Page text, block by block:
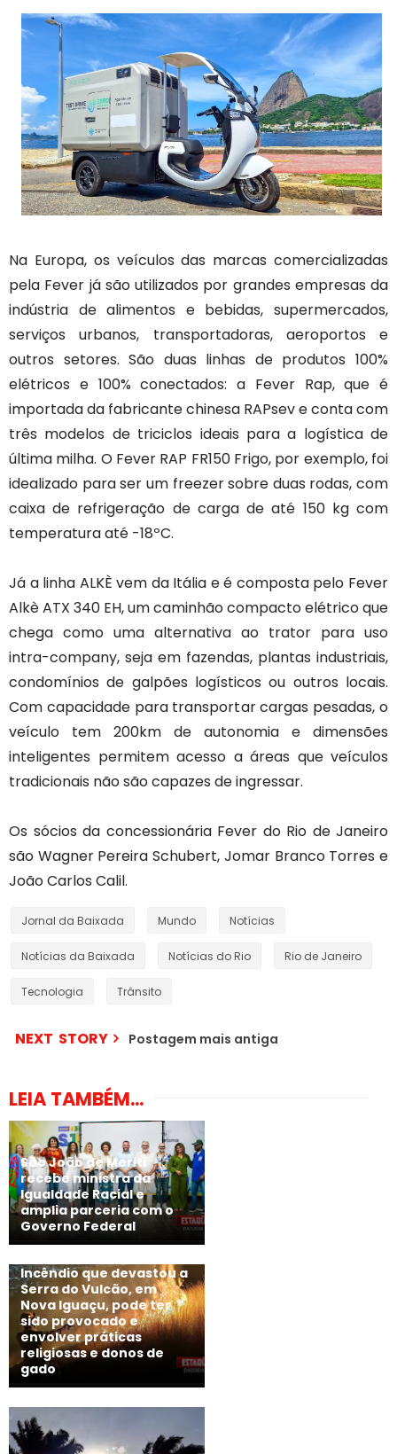
Na Europa, os veículos das marcas comercializadas
pela Fever já são utilizados por grandes empresas da
indústria de alimentos e bebidas, supermercados,
serviços urbanos, transportadoras, aeroportos e
outros setores. São duas linhas de produtos 100%
elétricos e 100% conectados: a Fever Rap, que é
importada da fabricante chinesa RAPsev e conta com
três modelos de triciclos ideais para a logística de
última milha. O Fever RAP FR150 Frigo, por exemplo, foi
idealizado para ser um freezer sobre duas rodas, com
caixa de refrigeração de carga de até 150 kg com
temperatura até -18ºC.
Já a linha ALKÈ vem da Itália e é composta pelo Fever
Alkè ATX 340 EH, um caminhão compacto elétrico que
chega como uma alternativa ao trator para uso
intra-company, seja em fazendas, plantas industriais,
condomínios de galpões logísticos ou outros locais.
Com capacidade para transportar cargas pesadas, o
veículo tem 200km de autonomia e dimensões
inteligentes permitem acesso a áreas que veículos
tradicionais não são capazes de ingressar.
Os sócios da concessionária Fever do Rio de Janeiro
são Wagner Pereira Schubert, Jomar Branco Torres e
João Carlos Calil.
Jornal da Baixada Mundo Notícias
Notícias da Baixada Notícias do Rio Rio de Janeiro
Tecnologia Trânsito
NEXT STORY Postagem mais antiga
LEIA TAMBÉM...
São João de Meriti
recebe ministra da
Igualdade Racial e
amplia parceria com o
Governo Federal
Incêndio que devastou a
Serra do Vulcão, em
Nova Iguaçu, pode ter
sido provocado e
envolver práticas
religiosas e donos de
gado